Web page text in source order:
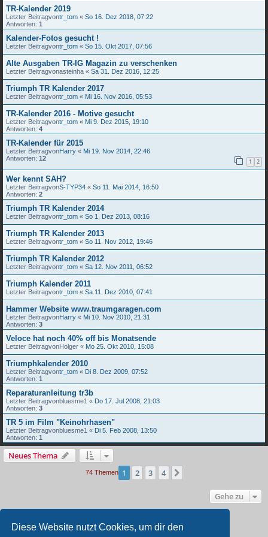
Diese Website nutzt Cookies, um dir den
TR-Kalender 2019
Letzter Beitragvontr_tom « So 16. Dez 2018, 07:22
Antworten: 1
Kalender-Fotos gesucht !
Letzter Beitragvontr_tom « So 15. Okt 2017, 07:56
Alte Ausgaben TR-IG Magazin zu verschenken
Letzter Beitragvonasteinha « Sa 31. Dez 2016, 12:25
Triumph TR Kalender 2017
Letzter Beitragvontr_tom « Mi 16. Nov 2016, 05:53
TR-Kalender 2016 - Motive gesucht
Letzter Beitragvontr_tom « Mi 9. Dez 2015, 19:10
Antworten: 4
TR-Kalender für 2015
Letzter BeitragvonHarry « Mi 19. Nov 2014, 22:46
Antworten: 12 1 2
Wer kennt SAH?
Letzter BeitragvonS-TYP34 « So 11. Mai 2014, 16:50
Antworten: 2
Triumph TR Kalender 2014
Letzter Beitragvontr_tom « So 1. Dez 2013, 08:16
Triumph TR Kalender 2013
Letzter Beitragvontr_tom « So 11. Nov 2012, 19:46
Triumph TR Kalender 2012
Letzter Beitragvontr_tom « Sa 12. Nov 2011, 06:52
Triumph Kalender 2011
Letzter Beitragvontr_tom « Sa 11. Dez 2010, 07:41
Hammer Website www.traumgaragen.com
Letzter BeitragvonHarry « Mi 10. Nov 2010, 21:31
Antworten: 3
Veloce hat noch 40% off bis Monatsende
Letzter BeitragvonHolger « Mo 25. Okt 2010, 15:08
Triumphkalender 2010
Letzter Beitragvontr_tom « Di 8. Dez 2009, 07:52
Antworten: 1
Reparaturanleitung tr3b
Letzter Beitragvonbluesme1 « Do 17. Jul 2008, 21:03
Antworten: 3
TR 5 im Film "Keinohrhasen"
Letzter Beitragvonbluesme1 « Di 5. Feb 2008, 13:50
Antworten: 1
Neues Thema
74 Themen 1 2 3 4
Gehe zu
BERECHTIGUNGEN IN DIESEM FORUM
neuen Themen in diesem Forum erstellen.